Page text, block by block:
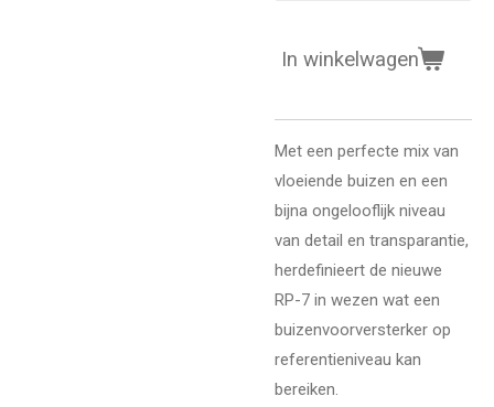
In winkelwagen
Met een perfecte mix van
vloeiende buizen en een
bijna ongelooflijk niveau
van detail en transparantie,
herdefinieert de nieuwe
RP-7 in wezen wat een
buizenvoorversterker op
referentieniveau kan
bereiken.